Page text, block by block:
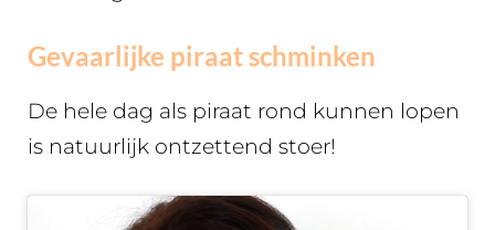
Gevaarlijke piraat schminken
De hele dag als piraat rond kunnen lopen
is natuurlijk ontzettend stoer!